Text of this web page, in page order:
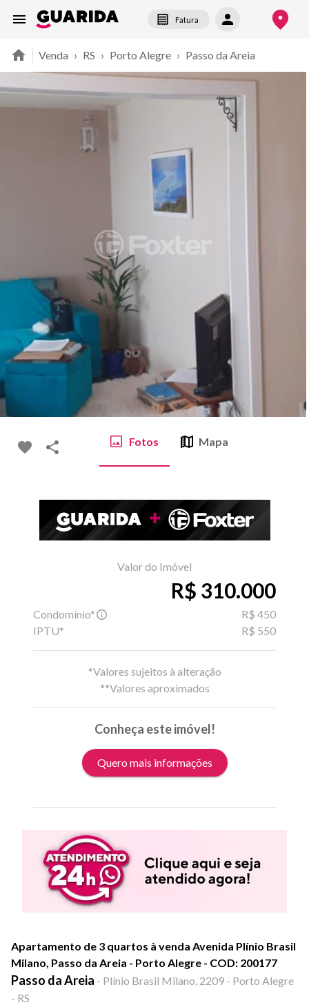
Fatura
Venda › RS › Porto Alegre › Passo da Areia
Fotos Mapa
Valor do Imóvel
R$ 310.000
Condomínio*
R$ 450
IPTU*
R$ 550
*Valores sujeitos à alteração
**Valores aproximados
Conheça este imóvel!
Quero mais informações
Apartamento de 3 quartos à venda Avenida Plínio Brasil
Milano, Passo da Areia - Porto Alegre - COD: 200177
Passo da Areia - Plínio Brasil Milano, 2209 - Porto Alegre
- RS